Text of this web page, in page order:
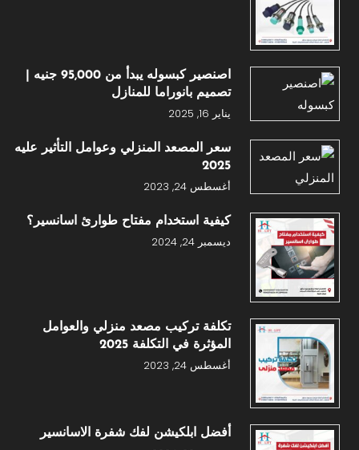
اصنصير كبسوله يبدأ من 95,000 جنيه |
تصميم بانوراما للمنازل
يناير 16, 2025
سعر المصعد المنزلي وعوامل التأثير عليه
2025
أغسطس 24, 2023
كيفية استخدام مفتاح طوارئ اسانسير؟
ديسمبر 24, 2024
تكلفة تركيب مصعد منزلي والعوامل
المؤثرة في التكلفة 2025
أغسطس 24, 2023
أفضل ابلكيشن لفك شفرة الاسانسير